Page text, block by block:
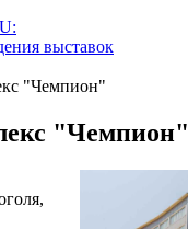
выставок
"Чемпион"
"Чемпион"